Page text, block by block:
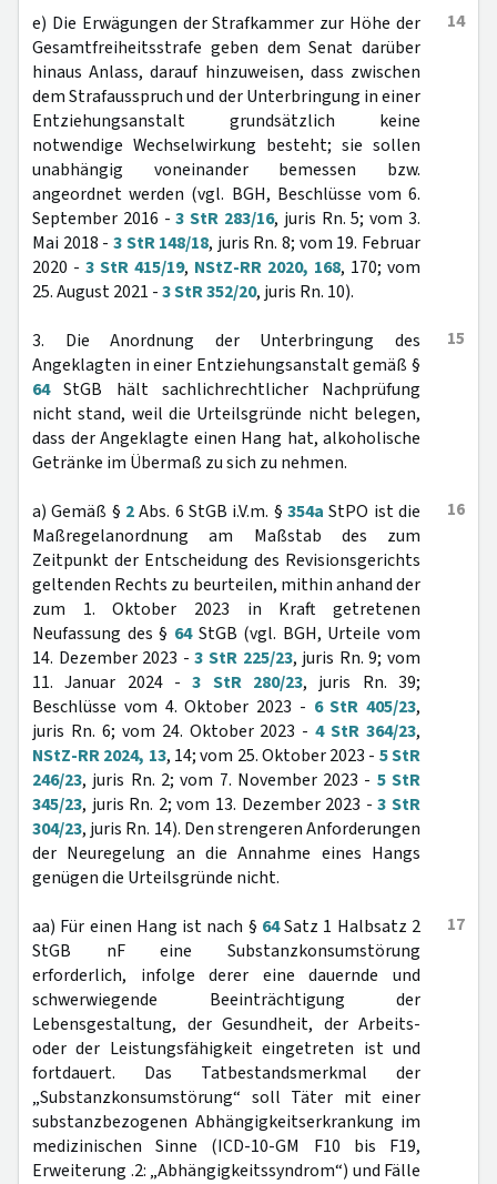
14
e) Die Erwägungen der Strafkammer zur Höhe der
Gesamtfreiheitsstrafe geben dem Senat darüber
hinaus Anlass, darauf hinzuweisen, dass zwischen
dem Strafausspruch und der Unterbringung in einer
Entziehungsanstalt grundsätzlich keine
notwendige Wechselwirkung besteht; sie sollen
unabhängig voneinander bemessen bzw.
angeordnet werden (vgl. BGH, Beschlüsse vom 6.
September 2016 -3 StR 283/16, juris Rn. 5; vom 3.
Mai 2018 - 3 StR 148/18, juris Rn. 8; vom 19. Februar
2020 - 3 StR 415/19, NStZ-RR 2020, 168, 170; vom
25. August 2021 -3 StR 352/20, juris Rn. 10).
15
3. Die Anordnung der Unterbringung des
Angeklagten in einer Entziehungsanstalt gemäß §
64StGB hält sachlichrechtlicher Nachprüfung
nicht stand, weil die Urteilsgründe nicht belegen,
dass der Angeklagte einen Hang hat, alkoholische
Getränke im Übermaß zu sich zu nehmen.
16
a) Gemäß § 2Abs. 6 StGB i.V.m. § 354a StPO ist die
Maßregelanordnung am Maßstab des zum
Zeitpunkt der Entscheidung des Revisionsgerichts
geltenden Rechts zu beurteilen, mithin anhand der
zum 1. Oktober 2023 in Kraft getretenen
Neufassung des § 64StGB (vgl. BGH, Urteile vom
14. Dezember 2023 -3 StR 225/23, juris Rn. 9; vom
11. Januar 2024 -3 StR 280/23, juris Rn. 39;
Beschlüsse vom 4. Oktober 2023 - 6 StR 405/23,
juris Rn. 6; vom 24. Oktober 2023 -4 StR 364/23,
NStZ-RR 2024, 13, 14; vom 25. Oktober 2023 - 5 StR
246/23, juris Rn. 2; vom 7. November 2023 - 5 StR
345/23, juris Rn. 2; vom 13. Dezember 2023 -3 StR
304/23, juris Rn. 14). Den strengeren Anforderungen
der Neuregelung an die Annahme eines Hangs
genügen die Urteilsgründe nicht.
17
aa) Für einen Hang ist nach § 64Satz 1 Halbsatz 2
StGB nF eine Substanzkonsumstörung
erforderlich, infolge derer eine dauernde und
schwerwiegende Beeinträchtigung der
Lebensgestaltung, der Gesundheit, der Arbeits-
oder der Leistungsfähigkeit eingetreten ist und
fortdauert. Das Tatbestandsmerkmal der
„Substanzkonsumstörung“ soll Täter mit einer
substanzbezogenen Abhängigkeitserkrankung im
medizinischen Sinne (ICD-10-GM F10 bis F19,
Erweiterung .2: „Abhängigkeitssyndrom“) und Fälle